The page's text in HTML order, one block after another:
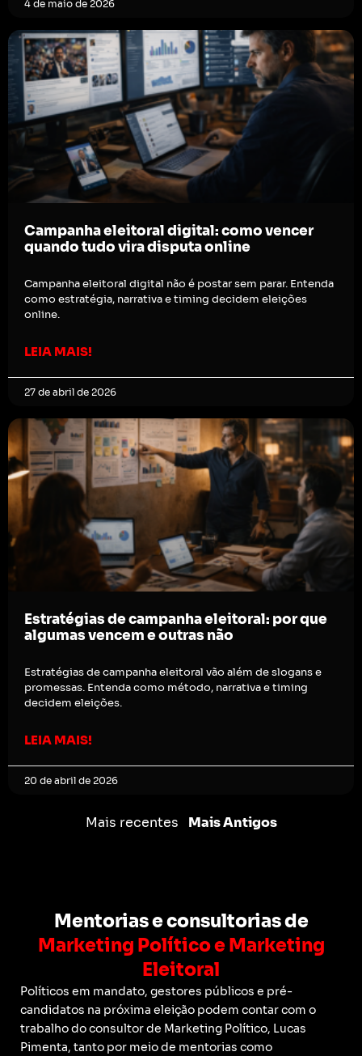
4 de maio de 2026
Campanha eleitoral digital: como vencer
quando tudo vira disputa online
Campanha eleitoral digital não é postar sem parar. Entenda
como estratégia, narrativa e timing decidem eleições
online.
LEIA MAIS!
27 de abril de 2026
Estratégias de campanha eleitoral: por que
algumas vencem e outras não
Estratégias de campanha eleitoral vão além de slogans e
promessas. Entenda como método, narrativa e timing
decidem eleições.
LEIA MAIS!
20 de abril de 2026
Mais recentes Mais Antigos
Mentorias e consultorias de
Marketing Político e Marketing
Eleitoral
Políticos em mandato, gestores públicos e pré-
candidatos na próxima eleição podem contar com o
trabalho do consultor de Marketing Político, Lucas
Pimenta, tanto por meio de mentorias como